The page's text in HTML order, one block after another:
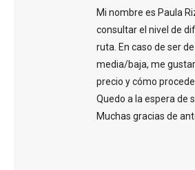
Mi nombre es Paula
consultar el nivel de
ruta. En caso de ser
media/baja, me
precio y cómo
Quedo a la espera de
Muchas gracias de